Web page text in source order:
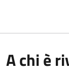
A chi è